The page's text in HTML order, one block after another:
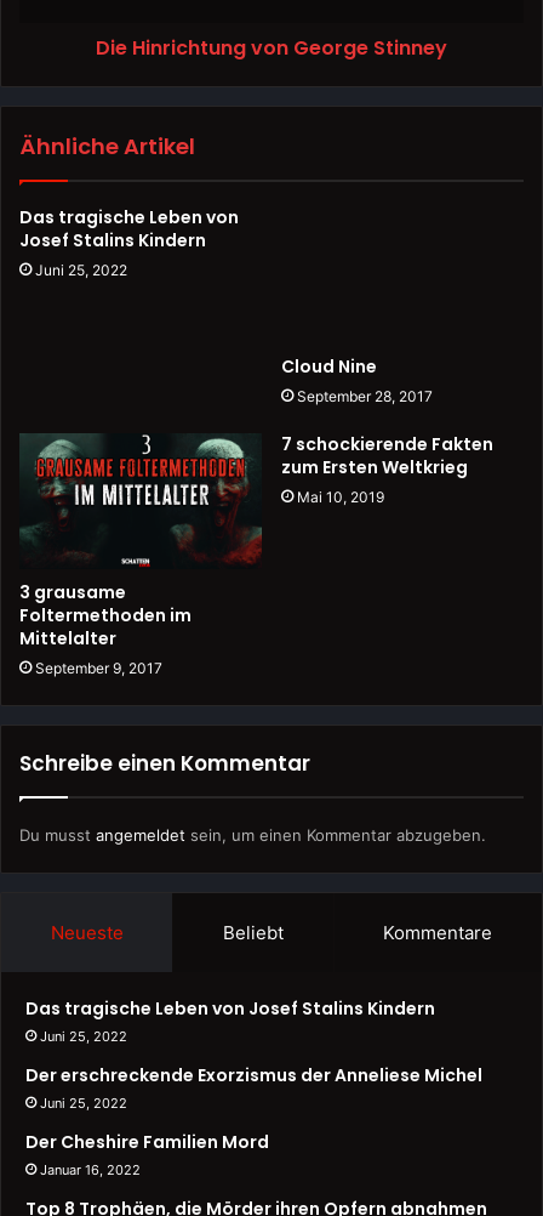
Die Hinrichtung von George Stinney
Ähnliche Artikel
Das tragische Leben von
Josef Stalins Kindern
Juni 25, 2022
Cloud Nine
September 28, 2017
3 grausame
Foltermethoden im
Mittelalter
September 9, 2017
7 schockierende Fakten
zum Ersten Weltkrieg
Mai 10, 2019
Schreibe einen Kommentar
Du musst angemeldet sein, um einen Kommentar abzugeben.
Neueste Beliebt Kommentare
Das tragische Leben von Josef Stalins Kindern
Juni 25, 2022
Der erschreckende Exorzismus der Anneliese Michel
Juni 25, 2022
Der Cheshire Familien Mord
Januar 16, 2022
Top 8 Trophäen, die Mörder ihren Opfern abnahmen